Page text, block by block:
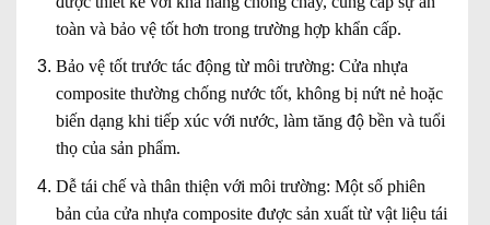
toàn và bảo vệ tốt hơn trong trường hợp khẩn cấp.
Bảo vệ tốt trước tác động từ môi trường: Cửa nhựa
composite thường chống nước tốt, không bị nứt nẻ hoặc
biến dạng khi tiếp xúc với nước, làm tăng độ bền và tuổi
thọ của sản phẩm.
Dễ tái chế và thân thiện với môi trường: Một số phiên
bản của cửa nhựa composite được sản xuất từ vật liệu tái